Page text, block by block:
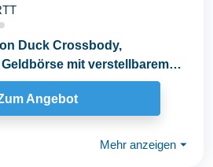
Duck Crossbody,
mit verstellbarem
Angebot
Mehr anzeigen ⏷